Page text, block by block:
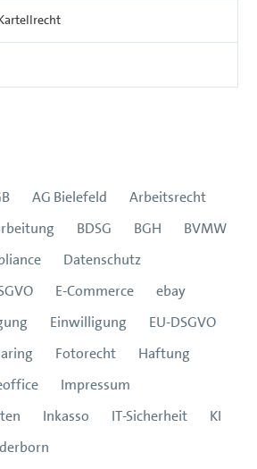
AG Bielefeld
Arbeitsrecht
BDSG BGH
BVMW
Datenschutz
E-Commerce
ebay
Einwilligung
EU-DSGVO
Fotorecht
Haftung
Impressum
Inkasso IT-Sicherheit
KI